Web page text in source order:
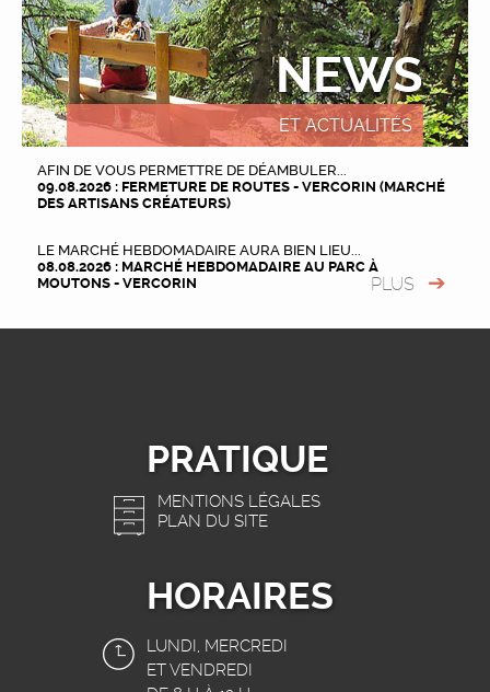
NEWS
ET ACTUALITÉS
AFIN DE VOUS PERMETTRE DE DÉAMBULER...
09.08.2026 : FERMETURE DE ROUTES - VERCORIN (MARCHÉ
DES ARTISANS CRÉATEURS)
LE MARCHÉ HEBDOMADAIRE AURA BIEN LIEU...
08.08.2026 : MARCHÉ HEBDOMADAIRE AU PARC À
MOUTONS - VERCORIN
PLUS
PRATIQUE
MENTIONS LÉGALES
PLAN DU SITE
HORAIRES
LUNDI, MERCREDI
ET VENDREDI